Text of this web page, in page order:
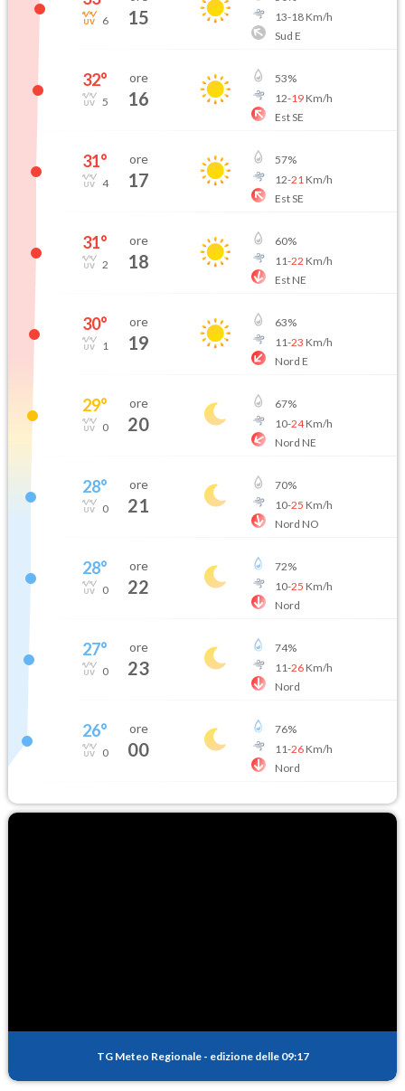
6 15
13-18Km/h
Sud E
32°
5
ore
16
53%
12-19Km/h
Est SE
31°
4
ore
17
57%
12-21 Km/h
Est SE
31°
2
ore
18
60%
11-22 Km/h
Est NE
30°
1
ore
19
63%
11-23 Km/h
Nord E
29°
0
ore
20
67%
10-24Km/h
Nord NE
28°
0
ore
21
70%
10-25 Km/h
Nord NO
28°
0
ore
22
72%
10-25 Km/h
Nord
27°
0
ore
23
74%
11-26Km/h
Nord
26°
0
ore
00
76%
11-26Km/h
Nord
TG Meteo Regionale - edizione delle 09:17